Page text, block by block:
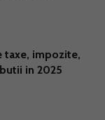
taxe, impozite,
in 2025